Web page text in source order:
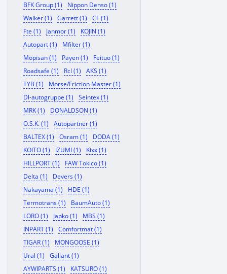
BFK Group (1)
Nippon Denso (1)
Walker (1)
Garrett (1)
CF (1)
Fte (1)
Janmor (1)
KOJIN (1)
Autopart (1)
Mfilter (1)
Mopisan (1)
Payen (1)
Feituo (1)
Roadsafe (1)
Rcl (1)
AKS (1)
TYB (1)
Morse/Friction Master (1)
Dl-autogruppe (1)
Seintex (1)
MRK (1)
DONALDSON (1)
O.S.K. (1)
Autopartner (1)
BALTEX (1)
Osram (1)
DODA (1)
KOITO (1)
IZUMI (1)
Kixx (1)
HILLPORT (1)
FAW Tokico (1)
Delta (1)
Devers (1)
Nakayama (1)
HDE (1)
Termotrans (1)
BaumAuto (1)
LORO (1)
Japko (1)
MBS (1)
INPART (1)
Comfortmat (1)
TIGAR (1)
MONGOOSE (1)
Ural (1)
Gallant (1)
AYWIPARTS (1)
KATSURO (1)